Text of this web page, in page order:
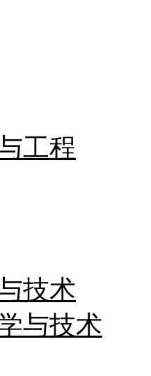
工程
技术
与技术